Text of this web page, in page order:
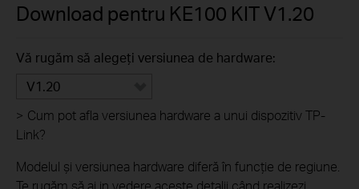
navigation
Download pentru KE100 KITV1.20
Vă rugăm să alegeți versiunea de hardware:
V1.20
> Cum pot afla versiunea hardware a unui dispozitiv TP-
Link?
Modelul și versiunea hardware diferă în funcție de regiune.
Te rugăm să ai in vedere aceste detalii când realizezi